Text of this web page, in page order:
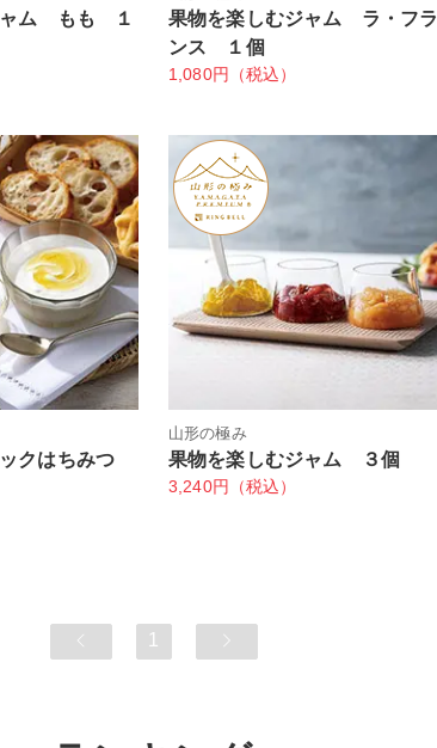
ャム もも １
果物を楽しむジャム ラ・フラ
ンス １個
1,080円（税込）
クはちみつ
山形の極み
果物を楽しむジャム ３個
3,240円（税込）
1